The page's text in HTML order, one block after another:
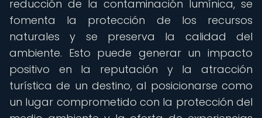
reducción de la contaminación lumínica, se
fomenta la protección de los recursos
naturales y se preserva la calidad del
ambiente. Esto puede generar un impacto
positivo en la reputación y la atracción
turística de un destino, al posicionarse como
un lugar comprometido con la protección del